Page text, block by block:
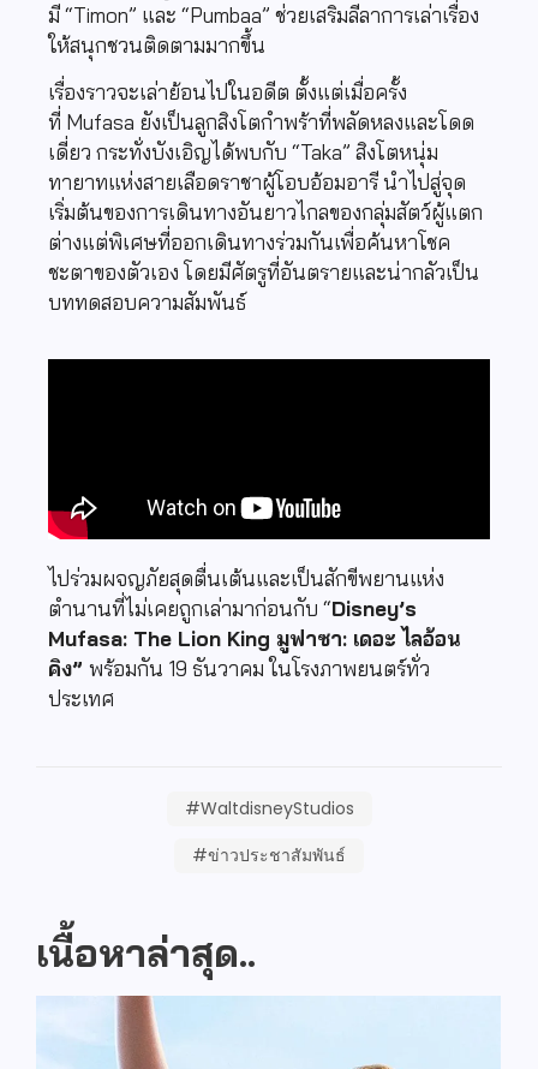
มี“Timon” และ “Pumbaa” ช่วยเสริมลีลาการเล่าเรื่อง
ให้สนุกชวนติดตามมากขึ้น
เรื่องราวจะเล่าย้อนไปในอดีต ตั้งแต่เมื่อครั้ง
ที่ Mufasa ยังเป็นลูกสิงโตกำพร้าที่พลัดหลงและโดด
เดี่ยว กระทั่งบังเอิญได้พบกับ “Taka” สิงโตหนุ่ม
ทายาทแห่งสายเลือดราชาผู้โอบอ้อมอารี นำไปสู่จุด
เริ่มต้นของการเดินทางอันยาวไกลของกลุ่มสัตว์ผู้แตก
ต่างแต่พิเศษที่ออกเดินทางร่วมกันเพื่อค้นหาโชค
ชะตาของตัวเอง โดยมีศัตรูที่อันตรายและน่ากลัวเป็น
บททดสอบความสัมพันธ์
ไปร่วมผจญภัยสุดตื่นเต้นและเป็นสักขีพยานแห่ง
ตำนานที่ไม่เคยถูกเล่ามาก่อนกับ “Disney’s
Mufasa: The Lion King มูฟาซา: เดอะ ไลอ้อน
คิง” พร้อมกัน 19 ธันวาคม ในโรงภาพยนตร์ทั่ว
ประเทศ
#WaltdisneyStudios
#ข่าวประชาสัมพันธ์
เนื้อหาล่าสุด..